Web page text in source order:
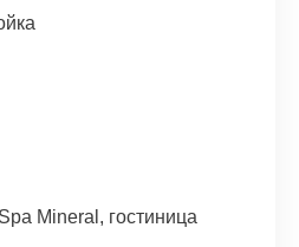
Mineral, гостиница